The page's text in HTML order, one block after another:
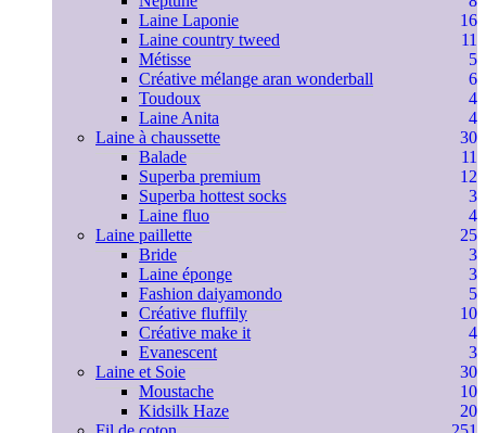
Laine Laponie
16
Laine country tweed
11
Métisse
5
Créative mélange aran wonderball
6
Toudoux
4
Laine Anita
4
Laine à chaussette
30
Balade
11
Superba premium
12
Superba hottest socks
3
Laine fluo
4
Laine paillette
25
Bride
3
Laine éponge
3
Fashion daiyamondo
5
Créative fluffily
10
Créative make it
4
Evanescent
3
Laine et Soie
30
Moustache
10
Kidsilk Haze
20